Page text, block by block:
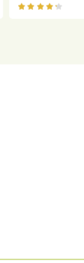
salátem –